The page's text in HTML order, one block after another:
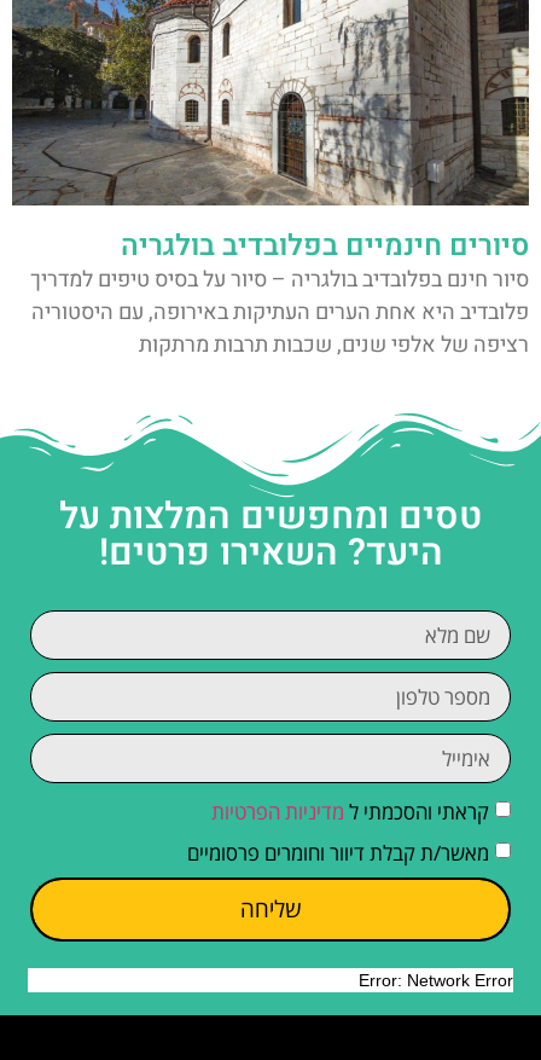
סיורים חינמיים בפלובדיב בולגריה
סיור חינם בפלובדיב בולגריה – סיור על בסיס טיפים למדריך
פלובדיב היא אחת הערים העתיקות באירופה, עם היסטוריה
רציפה של אלפי שנים, שכבות תרבות מרתקות
טסים ומחפשים המלצות על
היעד? השאירו פרטים!
קראתי והסכמתי ל מדיניות הפרטיות
מאשר/ת קבלת דיוור וחומרים פרסומיים
שליחה